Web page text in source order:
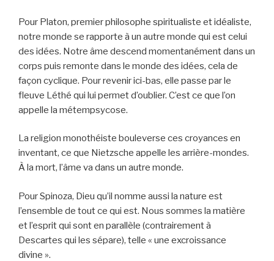
Pour Platon, premier philosophe spiritualiste et idéaliste,
notre monde se rapporte à un autre monde qui est celui
des idées. Notre âme descend momentanément dans un
corps puis remonte dans le monde des idées, cela de
façon cyclique. Pour revenir ici-bas, elle passe par le
fleuve Léthé qui lui permet d’oublier. C’est ce que l’on
appelle la métempsycose.
La religion monothéiste bouleverse ces croyances en
inventant, ce que Nietzsche appelle les arrière-mondes.
À la mort, l’âme va dans un autre monde.
Pour Spinoza, Dieu qu’il nomme aussi la nature est
l’ensemble de tout ce qui est. Nous sommes la matière
et l’esprit qui sont en parallèle (contrairement à
Descartes qui les sépare), telle « une excroissance
divine ».